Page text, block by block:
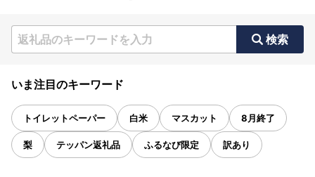
検索
いま注目のキーワード
トイレットペーパー 白米 マスカット 8月終了
梨 テッパン返礼品 ふるなび限定 訳あり